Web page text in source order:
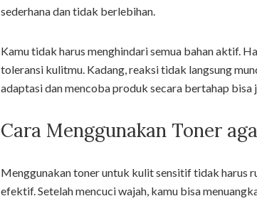
sederhana dan tidak berlebihan.
Kamu tidak harus menghindari semua bahan aktif.
toleransi kulitmu. Kadang, reaksi tidak langsung
adaptasi dan mencoba produk secara bertahap bisa
Cara Menggunakan Toner
Menggunakan toner untuk kulit sensitif tidak harus
efektif. Setelah mencuci wajah, kamu bisa